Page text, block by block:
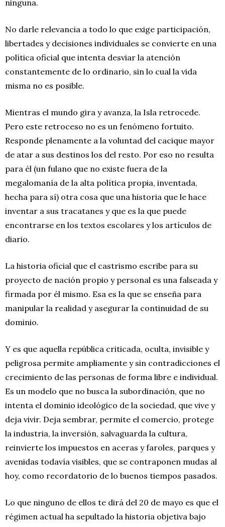
ninguna.
No darle relevancia a todo lo que exige participación,
libertades y decisiones individuales se convierte en una
política oficial que intenta desviar la atención
constantemente de lo ordinario, sin lo cual la vida
misma no es posible.
Mientras el mundo gira y avanza, la Isla retrocede.
Pero este retroceso no es un fenómeno fortuito.
Responde plenamente a la voluntad del cacique mayor
de atar a sus destinos los del resto. Por eso no resulta
para él (un fulano que no existe fuera de la
megalomanía de la alta política propia, inventada,
hecha para sí) otra cosa que una historia que le hace
inventar a sus tracatanes y que es la que puede
encontrarse en los textos escolares y los artículos de
diario.
La historia oficial que el castrismo escribe para su
proyecto de nación propio y personal es una falseada y
firmada por él mismo. Esa es la que se enseña para
manipular la realidad y asegurar la continuidad de su
dominio.
Y es que aquella república criticada, oculta, invisible y
peligrosa permite ampliamente y sin contradicciones el
crecimiento de las personas de forma libre e individual.
Es un modelo que no busca la subordinación, que no
intenta el dominio ideológico de la sociedad, que vive y
deja vivir. Deja sembrar, permite el comercio, protege
la industria, la inversión, salvaguarda la cultura,
reinvierte los impuestos en aceras y faroles, parques y
avenidas todavía visibles, que se contraponen mudas al
hoy, como recordatorio de lo buenos tiempos pasados.
Lo que ninguno de ellos te dirá del 20 de mayo es que el
régimen actual ha sepultado la historia objetiva bajo